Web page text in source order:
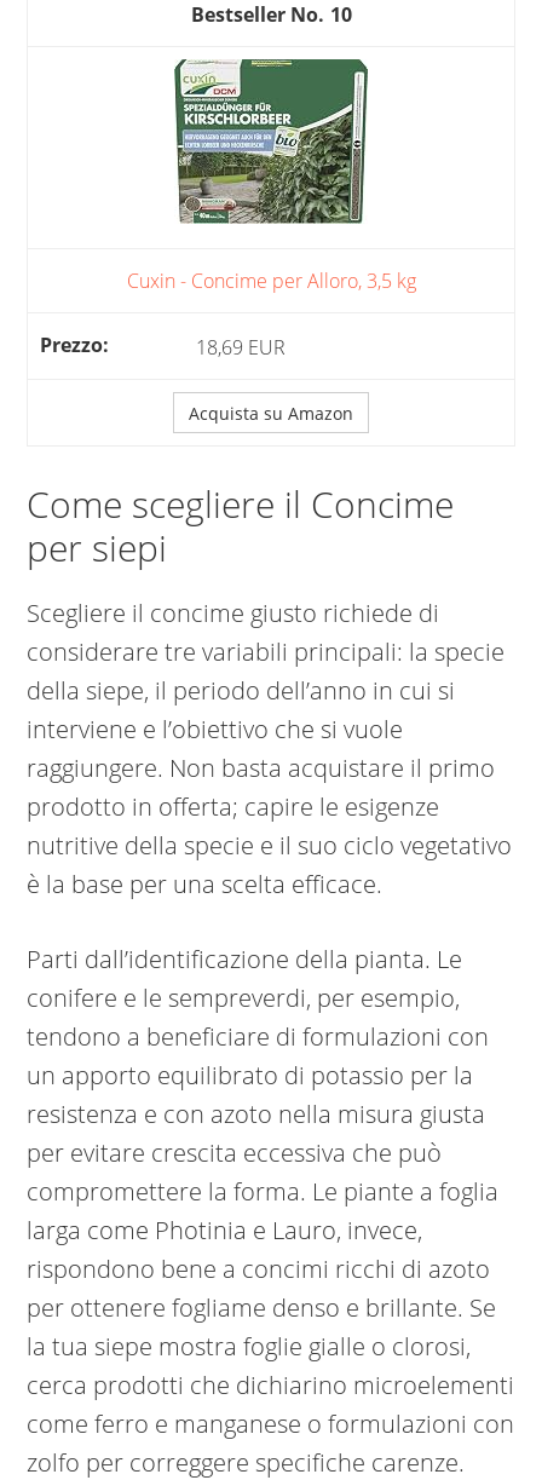
10
Cuxin - Concime per Alloro, 3,5 kg
18,69 EUR
Acquista su Amazon
Come scegliere il Concime
per siepi
Scegliere il concime giusto richiede di
considerare tre variabili principali: la specie
della siepe, il periodo dell’anno in cui si
interviene e l’obiettivo che si vuole
raggiungere. Non basta acquistare il primo
prodotto in offerta; capire le esigenze
nutritive della specie e il suo ciclo vegetativo
è la base per una scelta efficace.
Parti dall’identificazione della pianta. Le
conifere e le sempreverdi, per esempio,
tendono a beneficiare di formulazioni con
un apporto equilibrato di potassio per la
resistenza e con azoto nella misura giusta
per evitare crescita eccessiva che può
compromettere la forma. Le piante a foglia
larga come Photinia e Lauro, invece,
rispondono bene a concimi ricchi di azoto
per ottenere fogliame denso e brillante. Se
la tua siepe mostra foglie gialle o clorosi,
cerca prodotti che dichiarino microelementi
come ferro e manganese o formulazioni con
zolfo per correggere specifiche carenze.